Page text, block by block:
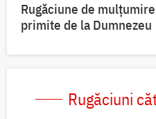
Rugăciune de
primite de la Dumnezeu
Rugăciuni